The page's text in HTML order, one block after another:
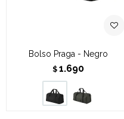
Bolso Praga - Negro
$ 1.690